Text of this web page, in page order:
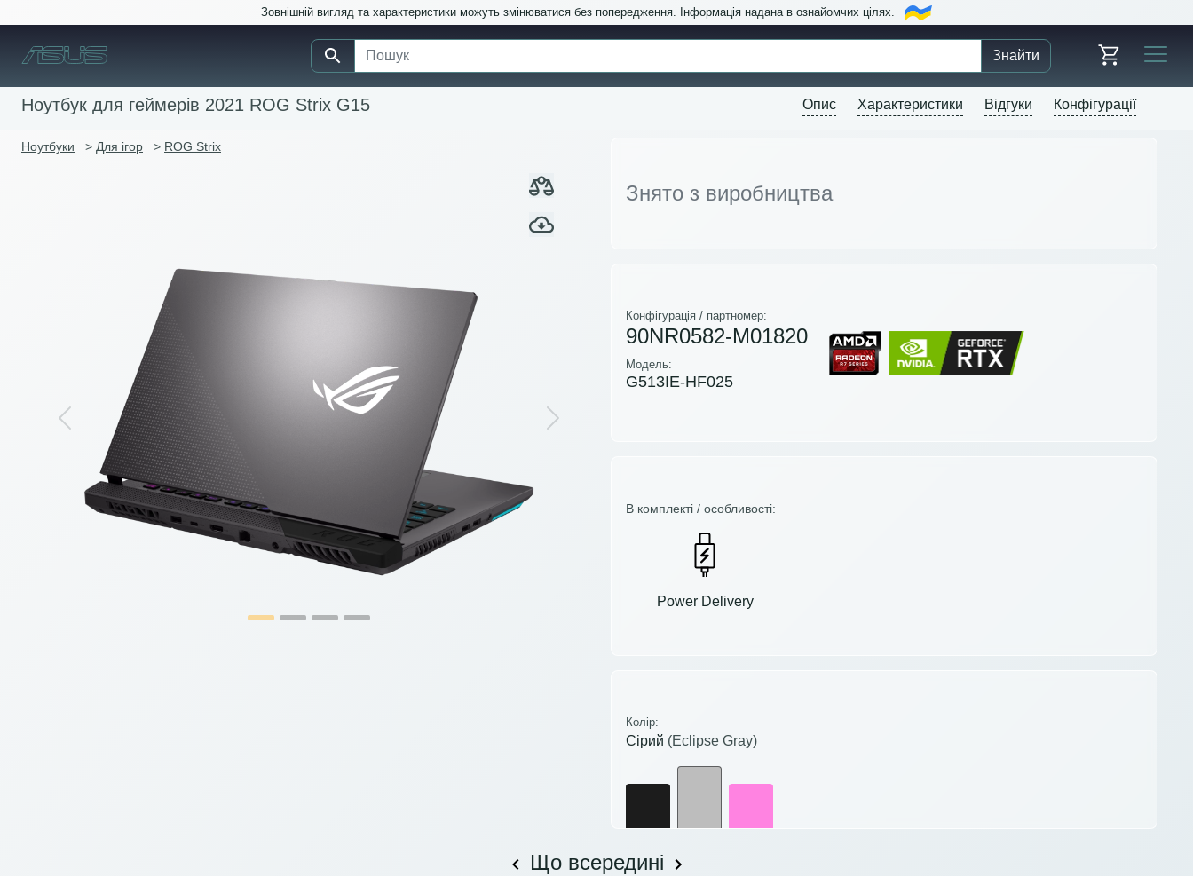
Зовнішній вигляд та характеристики можуть змінюватися без попередження. Інформація надана в ознайомчих цілях.
Знайти
Ноутбук для геймерів 2021 ROG Strix G15 Опис Характеристики Відгуки Конфігурації
Ноутбуки > Для ігор > ROG Strix
Previous Next
Знято з виробництва
Конфігурація / партномер:
90NR0582-M01820
Модель:
G513IE-HF025
В комплекті / особливості:
Power Delivery
Колір:
Сірий (Eclipse Gray)
Що всередині